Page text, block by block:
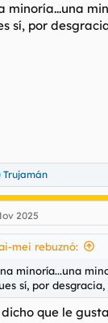
minoría...una
sí, por
Trujamán
2025
mei rebuznó:
minoría...una
sí, por
que le